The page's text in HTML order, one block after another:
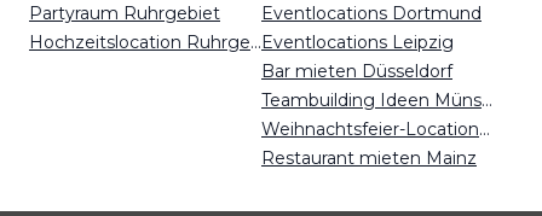
Partyraum Ruhrgebiet
Hochzeitslocation Ruhrgebiet
Eventlocations Dortmund
Eventlocations Leipzig
Bar mieten Düsseldorf
Teambuilding Ideen Münster
Weihnachtsfeier-Locations Mainz
Restaurant mieten Mainz